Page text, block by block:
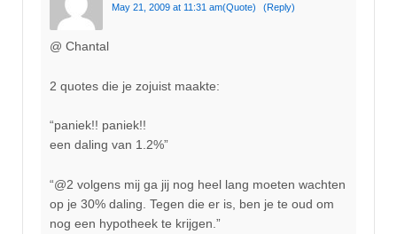
May 21, 2009 at 11:31 am(Quote) (Reply)
@ Chantal
2 quotes die je zojuist maakte:
“paniek!! paniek!!
een daling van 1.2%”
“@2 volgens mij ga jij nog heel lang moeten wachten
op je 30% daling. Tegen die er is, ben je te oud om
nog een hypotheek te krijgen.”